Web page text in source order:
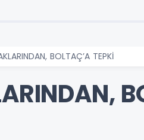
BOLTAÇ’A TEPKİ